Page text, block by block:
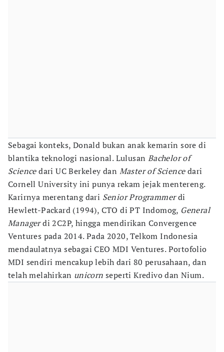
Sebagai konteks, Donald bukan anak kemarin sore di
blantika teknologi nasional. Lulusan Bachelor of
Sciencedari UC Berkeley dan Master of Sciencedari
Cornell University ini punya rekam jejak mentereng.
Karirnya merentang dari Senior Programmerdi
Hewlett-Packard (1994), CTO di PT Indomog, General
Managerdi 2C2P, hingga mendirikan Convergence
Ventures pada 2014. Pada 2020, Telkom Indonesia
mendaulatnya sebagai CEO MDI Ventures. Portofolio
MDI sendiri mencakup lebih dari 80 perusahaan, dan
telah melahirkan unicorn seperti Kredivo dan Nium.